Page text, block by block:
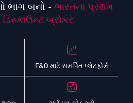
ભાગ બનો - ભારતના પ્રથમ
બ્રોકર.
F&O માટે સમર્પિત પ્લેટફોર્મ